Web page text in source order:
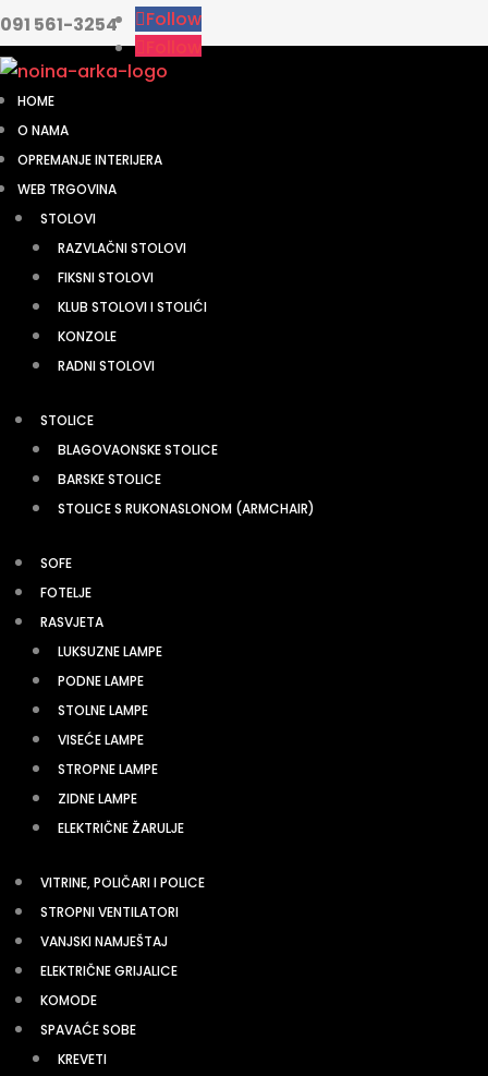
091 561-3254
Follow
HOME
O NAMA
OPREMANJE INTERIJERA
WEB TRGOVINA
STOLOVI
RAZVLAČNI STOLOVI
FIKSNI STOLOVI
KLUB STOLOVI I STOLIĆI
KONZOLE
RADNI STOLOVI
STOLICE
BLAGOVAONSKE STOLICE
BARSKE STOLICE
STOLICE S RUKONASLONOM (ARMCHAIR)
SOFE
FOTELJE
RASVJETA
LUKSUZNE LAMPE
PODNE LAMPE
STOLNE LAMPE
VISEĆE LAMPE
STROPNE LAMPE
ZIDNE LAMPE
ELEKTRIČNE ŽARULJE
VITRINE, POLIČARI I POLICE
STROPNI VENTILATORI
VANJSKI NAMJEŠTAJ
ELEKTRIČNE GRIJALICE
KOMODE
SPAVAĆE SOBE
KREVETI